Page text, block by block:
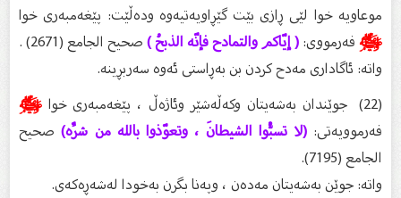
موعاویە خوا لێی ڕازی بێت گێڕاویەتیەوە ودەڵێت: پێغەمبەری خوا
ﷺفەرمووی:( إيّاكم والتمادح فإنّه الذبحُ )صحيح الجامع (2671) .
واتە: ئاگاداری مەدح کردن بن بەڕاستی ئەوە سەربڕینه.
ﷺ
فەرموویەتی:(لا تسبُّوا الشيطانَ ، وتعوّذوا بالله من شرِّه)صحيح
الجامع (7195).
واتە: جوێن بەشەیتان مەدەن ، وپەنا بگرن بەخودا لەشەڕەکەی.